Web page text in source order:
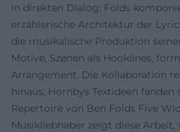
in direkten Dialog: Folds
erzählerische Architektur der
die musikalische Produktion
Motive, Szenen als Hooklines,
Arrangement. Die Kollaboration
hinaus; Hornbys Textideen fanden
Repertoire von Ben Folds Five
Musikliebhaber zeigt diese Arbeit,